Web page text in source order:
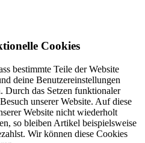
Cookies
bestimmte Teile der Website
deine Benutzereinstellungen
das Setzen funktionaler
unserer Website. Auf diese
Website nicht wiederholt
so bleiben Artikel beispielsweise
Wir können diese Cookies